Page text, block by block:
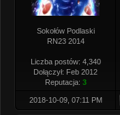
Sokołów Podlaski
RN23 2014
Liczba postów: 4,340
Dołączył: Feb 2012
Reputacja: 3
2018-10-09, 07:11 PM